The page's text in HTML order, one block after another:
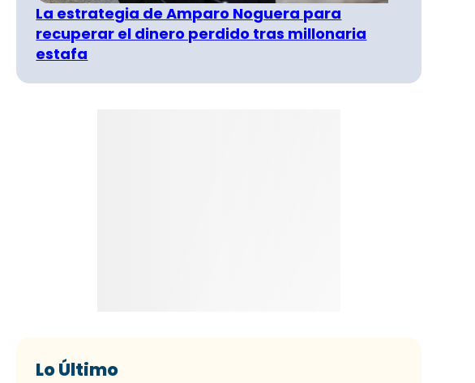
La estrategia de Amparo Noguera para
recuperar el dinero perdido tras millonaria
estafa
Lo Último